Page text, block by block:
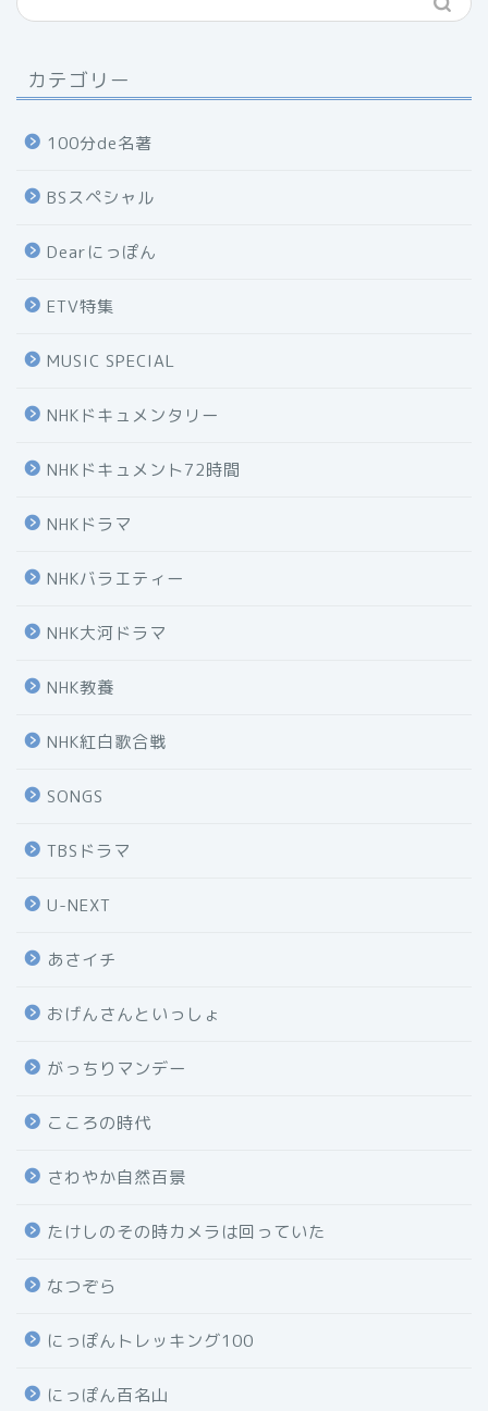
カテゴリー
100分de名著
BSスペシャル
Dearにっぽん
ETV特集
MUSIC SPECIAL
NHKドキュメンタリー
NHKドキュメント72時間
NHKドラマ
NHKバラエティー
NHK大河ドラマ
NHK教養
NHK紅白歌合戦
SONGS
TBSドラマ
U-NEXT
あさイチ
おげんさんといっしょ
がっちりマンデー
こころの時代
さわやか自然百景
たけしのその時カメラは回っていた
なつぞら
にっぽんトレッキング100
にっぽん百名山